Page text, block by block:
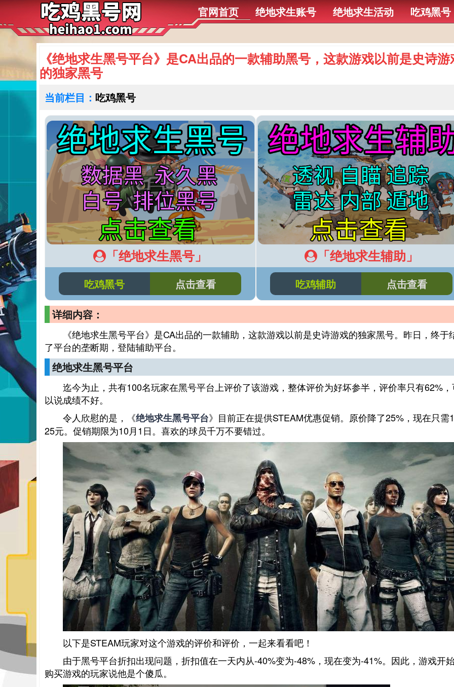
官网首页 绝地求生账号 绝地求生活动 吃鸡黑号
《绝地求生黑号平台》是CA出品的一款辅助黑号，这款游戏以前是史诗游
的独家黑号
当前栏目： 吃鸡黑号
「绝地求生黑号」
吃鸡黑号 点击查看
「绝地求生辅助」
吃鸡辅助 点击查看
详细内容：
《绝地求生黑号平台》是CA出品的一款辅助，这款游戏以前是史诗游戏的独家黑号。昨日，终于
了平台的垄断期，登陆辅助平台。
绝地求生黑号平台
迄今为止，共有100名玩家在黑号平台上评价了该游戏，整体评价为好坏参半，评价率只有62%
以说成绩不好。
令人欣慰的是，《绝地求生黑号平台》目前正在提供STEAM优惠促销。原价降了25%，现在只需
25元。促销期限为10月1日。喜欢的球员千万不要错过。
以下是STEAM玩家对这个游戏的评价和评价，一起来看看吧！
由于黑号平台折扣出现问题，折扣值在一天内从-40%变为-48%，现在变为-41%。因此，游戏开
购买游戏的玩家说他是个傻瓜。